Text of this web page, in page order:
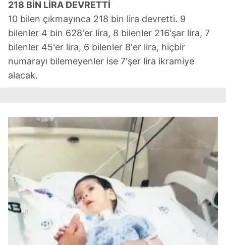
218 BİN LİRA DEVRETTİ
10 bilen çıkmayınca 218 bin lira devretti. 9
bilenler 4 bin 628'er lira, 8 bilenler 216'şar lira, 7
bilenler 45'er lira, 6 bilenler 8'er lira, hiçbir
numarayı bilemeyenler ise 7'şer lira ikramiye
alacak.